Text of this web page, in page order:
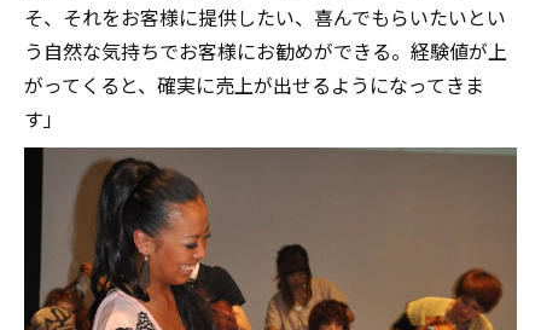
そ、それをお客様に提供したい、喜んでもらいたいとい
う自然な気持ちでお客様にお勧めができる。経験値が上
がってくると、確実に売上が出せるようになってきま
す」